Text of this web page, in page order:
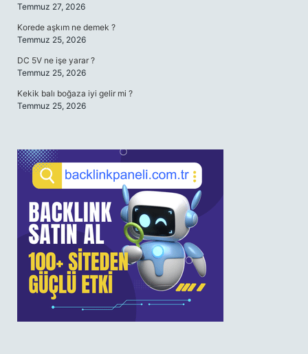
Temmuz 27, 2026
Korede aşkım ne demek ?
Temmuz 25, 2026
DC 5V ne işe yarar ?
Temmuz 25, 2026
Kekik balı boğaza iyi gelir mi ?
Temmuz 25, 2026